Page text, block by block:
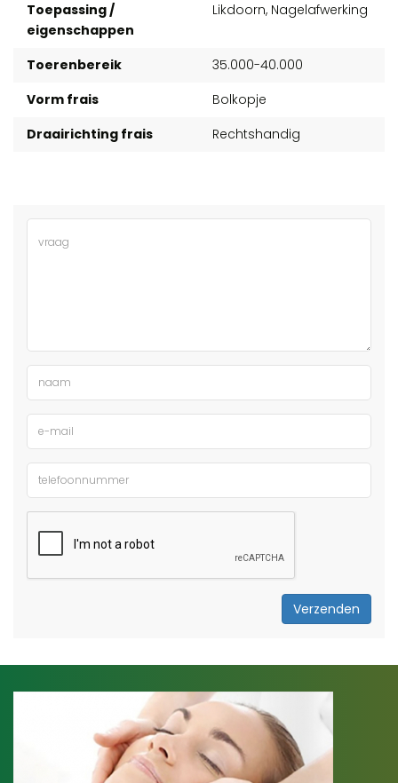
Toepassing /
eigenschappen
Likdoorn, Nagelafwerking
Toerenbereik
35.000-40.000
Vorm frais
Bolkopje
Draairichting frais
Rechtshandig
Verzenden